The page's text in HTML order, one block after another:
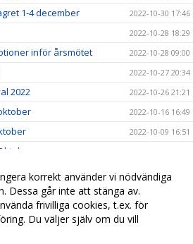
1-4 december 2022-10-30 17:46
2022-10-28 18:29
inför årsmötet 2022-10-28 09:00
2022-10-27 20:34
2022 2022-10-26 21:21
2022-10-16 16:49
2022-10-09 16:51
2022-07-31 16:15
2022-07-21 16:16
2022-07-05 16:15
korrekt använder vi nödvändiga
Dessa går inte att stänga av.
frivilliga cookies, t.ex. för
Du väljer själv om du vill